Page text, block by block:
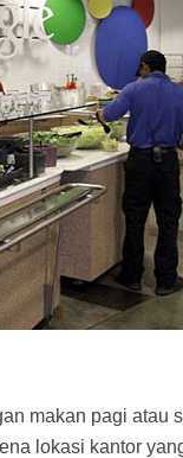
makan pagi atau
lokasi kantor